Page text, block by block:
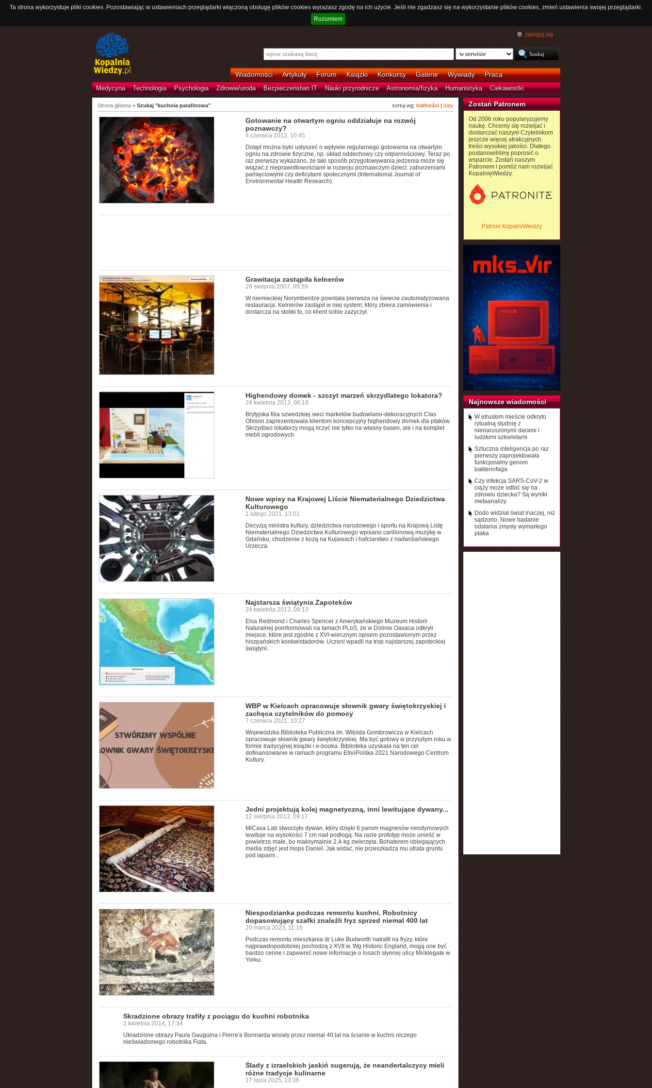
Ta strona wykorzystuje pliki cookies. Pozostawiając w ustawieniach przeglądarki włączoną obsługę plików cookies wyrażasz zgodę na ich użycie. Jeśli nie zgadzasz się na wykorzystanie plików cookies, zmień ustawienia swojej przeglądarki.
Rozumiem
zaloguj się
Wiadomości Artykuły Forum Książki Konkursy Galerie Wywiady Praca
Medycyna Technologia Psychologia Zdrowie/uroda Bezpieczeństwo IT Nauki przyrodnicze Astronomia/fizyka Humanistyka Ciekawostki
sortuj wg: trafności| daty
Strona główna> Szukaj "kuchnia parafinowa"
Gotowanie na otwartym ogniu oddziałuje na rozwój
poznawczy?
4 czerwca 2012, 10:45
Dotąd można było usłyszeć o wpływie regularnego gotowania na otwartym
ogniu na zdrowie fizyczne, np. układ oddechowy czy odpornościowy. Teraz po
raz pierwszy wykazano, że taki sposób przygotowywania jedzenia może się
wiązać z nieprawidłowościami w rozwoju poznawczym dzieci: zaburzeniami
pamięciowymi czy deficytami społecznymi (International Journal of
Environmental Health Research).
Grawitacja zastąpiła kelnerów
29 sierpnia 2007, 09:59
W niemieckiej Norymberdze powstała pierwsza na świecie zautomatyzowana
restauracja. Kelnerów zastąpił w niej system, który zbiera zamówienia i
dostarcza na stoliki to, co klient sobie zażyczył.
Highendowy domek - szczyt marzeń skrzydlatego lokatora?
24 kwietnia 2013, 06:18
Brytyjska filia szwedzkiej sieci marketów budowlano-dekoracyjnych Clas
Ohlson zaprezentowała klientom koncepcyjny highendowy domek dla ptaków.
Skrzydlaci lokatorzy mogą liczyć nie tylko na własny basen, ale i na komplet
mebli ogrodowych.
Nowe wpisy na Krajowej Liście Niematerialnego Dziedzictwa
Kulturowego
1 lutego 2021, 13:01
Decyzją ministra kultury, dziedzictwa narodowego i sportu na Krajową Listę
Niematerialnego Dziedzictwa Kulturowego wpisano carillonową muzykę w
Gdańsku, chodzenie z kozą na Kujawach i hafciarstwo z nadwiślańskiego
Urzecza.
Najstarsza świątynia Zapoteków
24 kwietnia 2013, 08:13
Elsa Redmond i Charles Spencer z Amerykańskiego Muzeum Historii
Naturalnej poinformowali na łamach PLoS, że w Dolinie Oaxaca odkryli
miejsce, które jest zgodne z XVI-wiecznym opisem pozostawionym przez
hiszpańskich konkwistadorów. Uczeni wpadli na trop najstarszej zapoteckiej
świątyni.
WBP w Kielcach opracowuje słownik gwary świętokrzyskiej i
zachęca czytelników do pomocy
7 czerwca 2021, 10:27
Wojewódzka Biblioteka Publiczna im. Witolda Gombrowicza w Kielcach
opracowuje słownik gwary świętokrzyskiej. Ma być gotowy w przyszłym roku w
formie tradycyjnej książki i e-booka. Biblioteka uzyskała na ten cel
dofinansowanie w ramach programu EtnoPolska 2021 Narodowego Centrum
Kultury.
Jedni projektują kolej magnetyczną, inni lewitujące dywany...
12 sierpnia 2013, 09:17
MiCasa Lab stworzyło dywan, który dzięki 6 parom magnesów neodymowych
lewituje na wysokości 7 cm nad podłogą. Na razie prototyp może unieść w
powietrze małe, bo maksymalnie 2,4-kg zwierzęta. Bohaterem obiegających
media zdjęć jest mops Daniel. Jak widać, nie przeszkadza mu utrata gruntu
pod łapami...
Niespodzianka podczas remontu kuchni. Robotnicy
dopasowujący szafki znaleźli fryz sprzed niemal 400 lat
20 marca 2023, 11:16
Podczas remontu mieszkania dr Luke Budworth natrafił na fryzy, które
najprawdopodobniej pochodzą z XVII w. Wg Historic England, mogą one być
bardzo cenne i zapewnić nowe informacje o losach słynnej ulicy Micklegate w
Yorku.
Skradzione obrazy trafiły z pociągu do kuchni robotnika
2 kwietnia 2014, 17:34
Ukradzione obrazy Paula Gauguina i Pierre'a Bonnarda wisiały przez niemal 40 lat na ścianie w kuchni niczego
nieświadomego robotnika Fiata.
Ślady z izraelskich jaskiń sugerują, że neandertalczycy mieli
różne tradycje kulinarne
17 lipca 2025, 13:36
Zostań Patronem
Od 2006 roku popularyzujemy
naukę. Chcemy się rozwijać i
dostarczać naszym Czytelnikom
jeszcze więcej atrakcyjnych
treści wysokiej jakości. Dlatego
postanowiliśmy poprosić o
wsparcie. Zostań naszym
Patronem i pomóż nam rozwijać
KopalnięWiedzy.
Patroni KopalniWiedzy
Najnowsze wiadomości
W etruskim mieście odkryto
rytualną studnię z
nienaruszonymi darami i
ludzkimi szkieletami
Sztuczna inteligencja po raz
pierwszy zaprojektowała
funkcjonalny genom
bakteriofaga
Czy infekcja SARS-CoV-2 w
ciąży może odbić się na
zdrowiu dziecka? Są wyniki
metaanalizy
Dodo widział świat inaczej, niż
sądzono. Nowe badanie
odsłania zmysły wymarłego
ptaka